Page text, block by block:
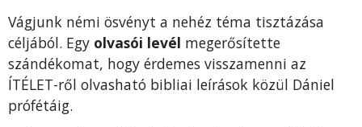
Vágjunk némi ösvényt a nehéz téma tisztázása
céljából. Egy olvasói levél megerősítette
szándékomat, hogy érdemes visszamenni az
ÍTÉLET-ről olvasható bibliai leírások közül Dániel
prófétáig.